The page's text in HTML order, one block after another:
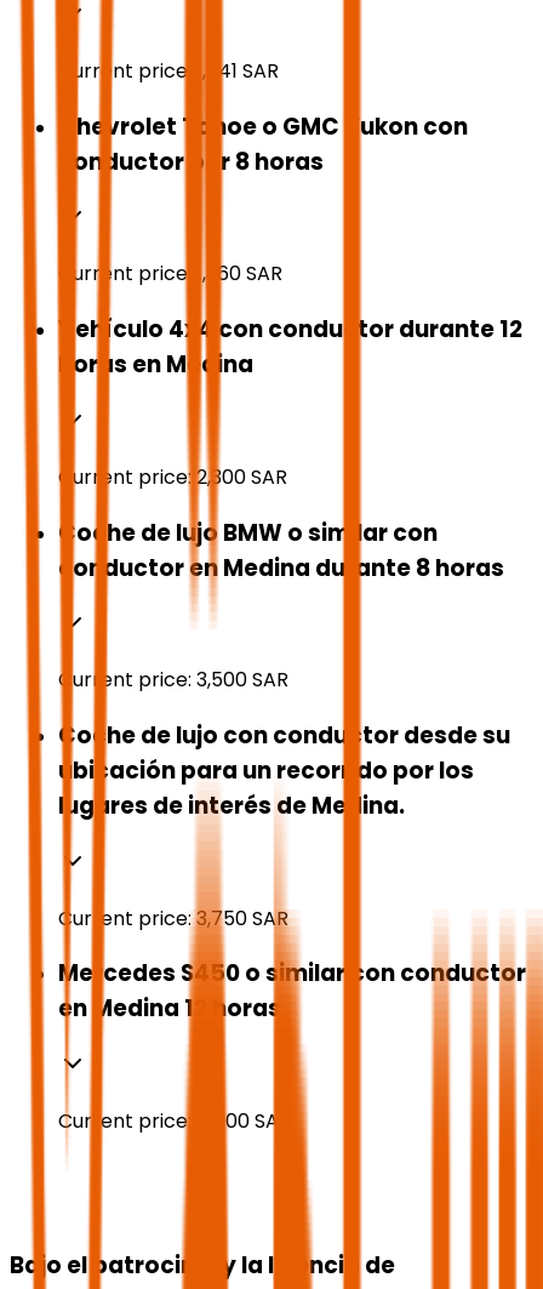
Current price: 1,041 SAR
Chevrolet Tahoe o GMC Yukon con
conductor por 8 horas
Current price: 1,360SAR
Vehículo 4x4 con conductor durante 12
horas en Medina
Current price: 2,300SAR
Coche de lujo BMW o similar con
conductor en Medina durante 8 horas
Current price: 3,500SAR
Coche de lujo con conductor desde su
ubicación para un recorrido por los
lugares de interés de Medina.
Current price:3,750SAR
Mercedes S450 o similar con conductor
en Medina 12 horas
Current price: 4,000SAR
Bajo el patrocinio y la licencia de